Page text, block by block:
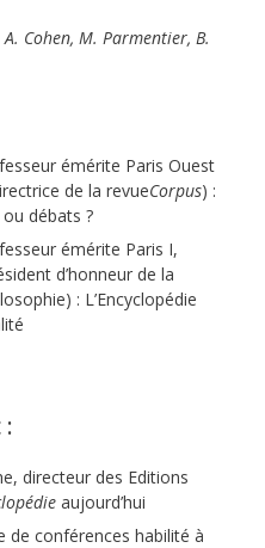
Cohen, M. Parmentier, B.
émérite Paris Ouest
de la revueCorpus) :
débats ?
émérite Paris I,
d’honneur de la
: L’Encyclopédie
directeur des Editions
aujourd’hui
de conférences habilité à